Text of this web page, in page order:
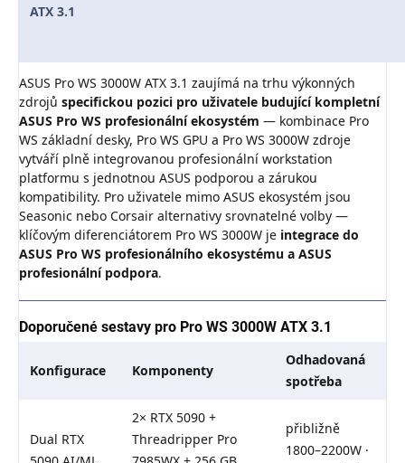
ATX 3.1
ASUS Pro WS 3000W ATX 3.1 zaujímá na trhu výkonných
zdrojů specifickou pozici pro uživatele budující kompletní
ASUS Pro WS profesionální ekosystém — kombinace Pro
WS základní desky, Pro WS GPU a Pro WS 3000W zdroje
vytváří plně integrovanou profesionální workstation
platformu s jednotnou ASUS podporou a zárukou
kompatibility. Pro uživatele mimo ASUS ekosystém jsou
Seasonic nebo Corsair alternativy srovnatelné volby —
klíčovým diferenciátorem Pro WS 3000W je integrace do
ASUS Pro WS profesionálního ekosystému a ASUS
profesionální podpora.
Doporučené sestavy pro Pro WS 3000W ATX 3.1
Konfigurace Komponenty
Odhadovaná
spotřeba
Dual RTX
2× RTX 5090 +
Threadripper Pro
přibližně
1800–2200W ·